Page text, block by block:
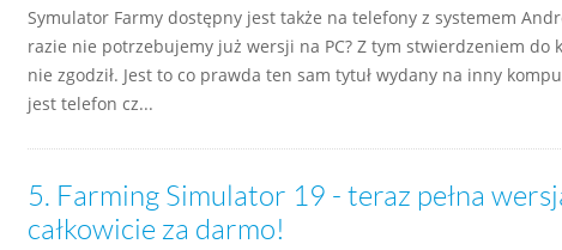
Symulator Farmy dostępny jest także na telefony z systemem
razie nie potrzebujemy już wersji na PC? Z tym stwierdzeniem do
nie zgodził. Jest to co prawda ten sam tytuł wydany na inny
jest telefon cz...
5. Farming Simulator 19 - teraz pełna
całkowicie za darmo!